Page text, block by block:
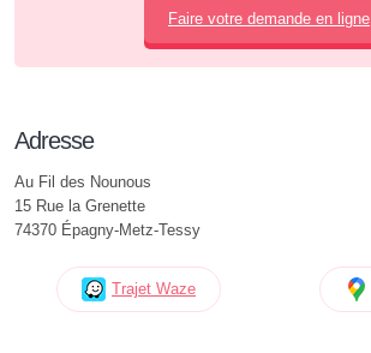
Faire votre demande en ligne
Adresse
Au Fil des Nounous
15 Rue la Grenette
74370 Épagny-Metz-Tessy
Trajet Waze